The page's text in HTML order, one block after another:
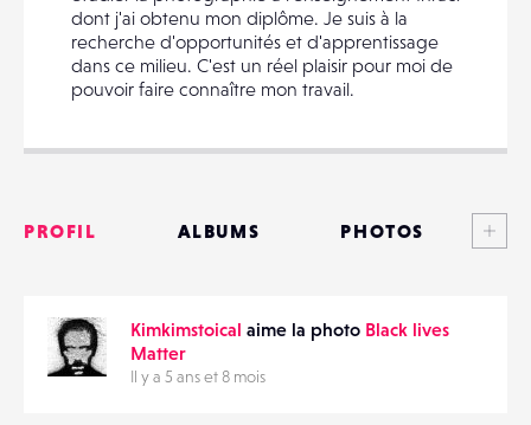
dont j'ai obtenu mon diplôme. Je suis à la
recherche d'opportunités et d'apprentissage
dans ce milieu. C'est un réel plaisir pour moi de
pouvoir faire connaître mon travail.
PROFIL ALBUMS PHOTOS
MATÉRIELS
Kimkimstoical aime la photo Black lives
Matter
Il y a 5 ans et 8 mois